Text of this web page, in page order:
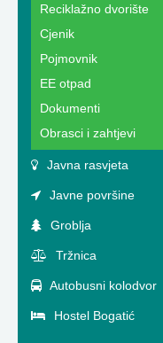
Reciklažno dvorište
Cjenik
Pojmovnik
EE otpad
Dokumenti
Obrasci i zahtjevi
Javna rasvjeta
Javne površine
Groblja
Tržnica
Autobusni kolodvor
Hostel Bogatić